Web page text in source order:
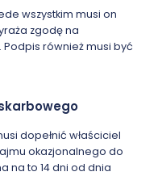
wszystkim musi on
zgodę na
również musi być
dopełnić właściciel
okazjonalnego do
na to 14 dni od dnia